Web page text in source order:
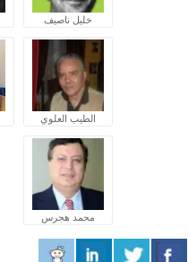
خليل ناصيف
الطيب العلوي
محمد هجرس